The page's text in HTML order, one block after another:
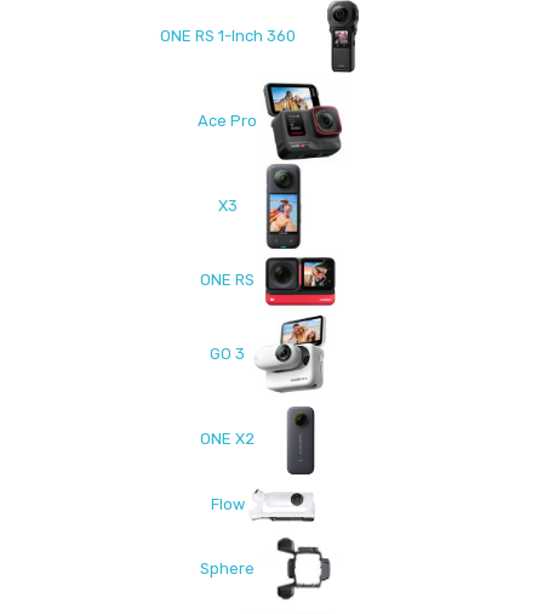
ONE RS 1-Inch 360
Ace Pro
X3
ONE RS
GO 3
ONE X2
Flow
Sphere